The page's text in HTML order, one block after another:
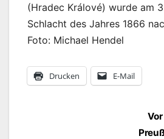
(Hradec Králové) wurde am
Schlacht des Jahres 1866
Foto: Michael Hendel
Drucken E-Mail